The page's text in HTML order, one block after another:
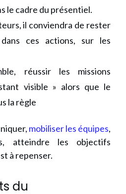
le cadre du présentiel.
il conviendra de rester
ces actions, sur les
réussir les missions
visible » alors que le
la règle
mobiliser les équipes,
atteindre les objectifs
à repenser.
du